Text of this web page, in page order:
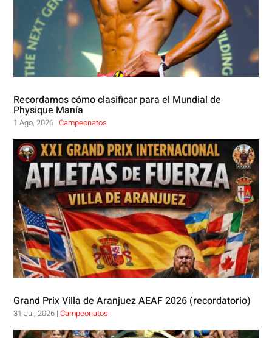
Recordamos cómo clasificar para el Mundial de
Physique Manía
1 Ago, 2026 |Campeonatos
Grand Prix Villa de Aranjuez AEAF 2026 (recordatorio)
31 Jul, 2026 |Campeonatos